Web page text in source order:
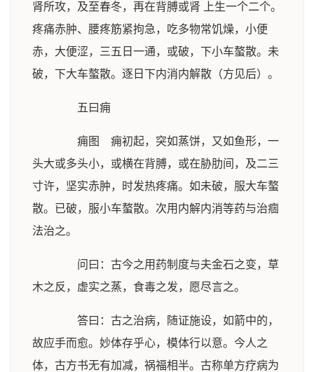
肾所攻，及至春冬，再在背膊或肾 上生一个二个。
疼痛赤肿、腰疼筋紧拘急，吃多物常饥燥，小便
赤，大便涩，三五日一通，或破，下小车螯散。未
破，下大车螯散。逐日下内消内解散（方见后）。
五曰痈
痈图 痈初起，突如蒸饼，又如鱼形，一
头大或多头小，或横在背膊，或在胁肋间，及二三
寸许，坚实赤肿，时发热疼痛。如未破，服大车螯
散。已破，服小车螯散。次用内解内消等药与治痼
法治之。
问曰：古今之用药制度与夫金石之变，草
木之反，虚实之蒸，食毒之发，愿尽言之。
答曰：古之治病，随证施设，如箭中的，
故应手而愈。妙体存乎心，模体行以意。今人之
体，古方书无有加减，祸福相半。古称单方疗病为